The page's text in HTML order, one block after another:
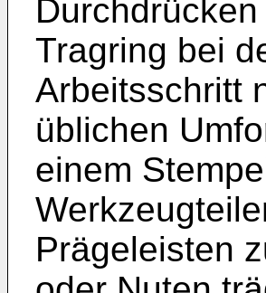
Tragring bei
Arbeitsschritt
üblichen
einem
Prägeleisten